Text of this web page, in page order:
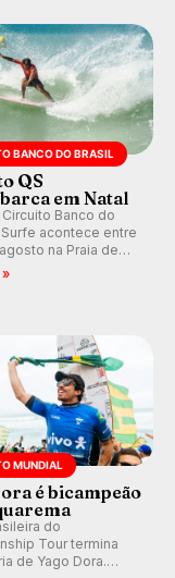
convidado.
BANCO DO BRASIL
QS
em Natal
Banco do
acontece entre
na Praia de
em disputas
Qualifying Series
MUNDIAL
é bicampeão
do
Tour termina
de Yago Dora.